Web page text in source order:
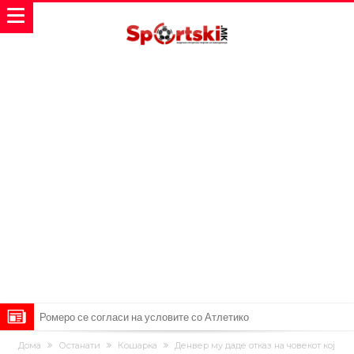
Арсенал со 138 милиони евра тргнува по ѕвездата на Серија А?
Мурињо воведува строга дисциплина во Реал Мадрид: Ова се
Дома Останати Кошарка
Денвер му даде отказ на човекот кој